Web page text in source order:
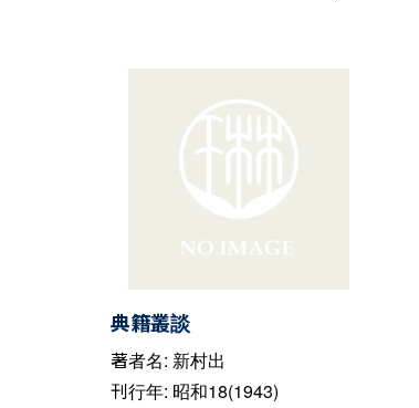
典籍叢談
著者名: 新村出
刊行年: 昭和18(1943)